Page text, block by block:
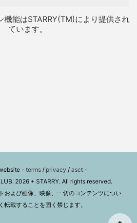
機能はSTARRY(TM)により提供され
ています。
- terms/ privacy / asct-
2026 + STARRY. All rights reserved.
および画像、映像、一切のコンテンツについ
転載することを固く禁じます。